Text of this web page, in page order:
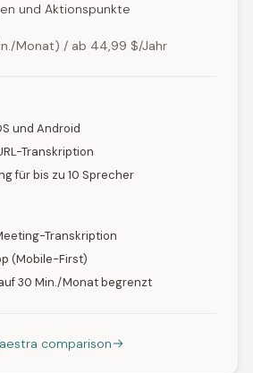
und Aktionspunkte
Monat) / ab 44,99 $/Jahr
und Android
Transkription
für bis zu 10 Sprecher
Transkription
(Mobile-First)
30 Min./Monat begrenzt
comparison